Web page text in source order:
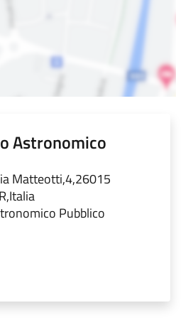
Astronomico
Matteotti,4,26015
Pubblico